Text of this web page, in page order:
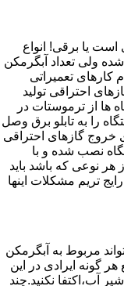
است یا برقی! انواع
ولی تعداد آبگرمکن
کارهای تعمیراتی
احتراقی تولید
ها از ترموستات در
را به تابلو برق وصل
خروج گازهای احتراقی
نصب شده و با
نوعی که باشد باید
تریم مشکلات اینها
مربوط به آبگرمکن
گونه ایرادی در این
آب،اکتفا نکنید.چند